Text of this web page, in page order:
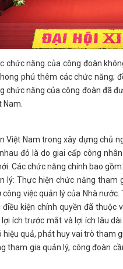
chức năng của công đoàn
phú thêm các chức năng;
chức năng của công đoàn đã
Việt Nam trong xây dựng chủ
đó là do giai cấp công
Các chức năng chính bao gồm:
lý: Thực hiện chức năng
việc quản lý của Nhà
kiện chính quyền đã thuộc
ích trước mắt và lợi ích lâu
quả, phát huy vai trò tham
tham gia quản lý, công đoàn